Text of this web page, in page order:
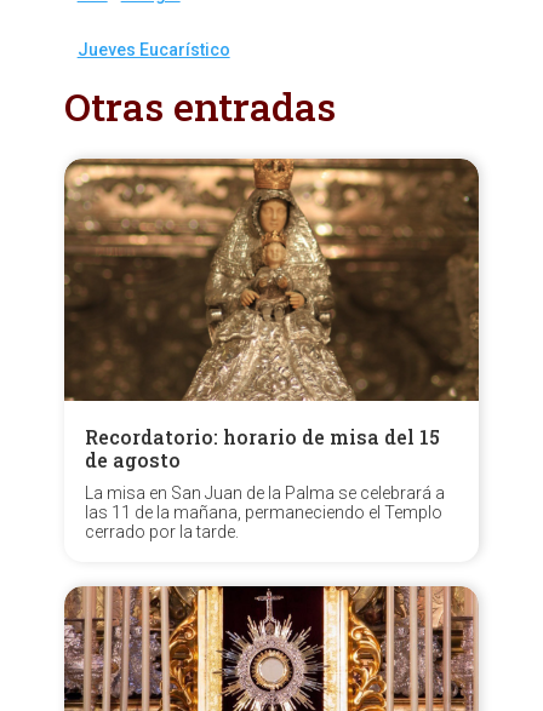
More
about
Jueves Eucarístico
Otras entradas
Recordatorio: horario de misa del 15
de agosto
La misa en San Juan de la Palma se celebrará a
las 11 de la mañana, permaneciendo el Templo
cerrado por la tarde.